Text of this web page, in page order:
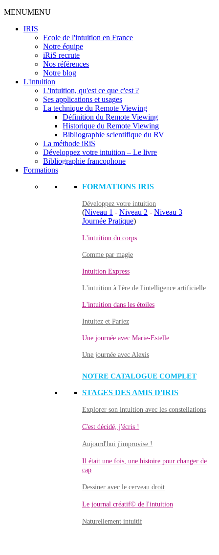
MENUMENU
IRIS
Ecole de l'intuition en France
Notre équipe
iRiS recrute
Nos références
Notre blog
L'intuition
L'intuition, qu'est ce que c'est ?
Ses applications et usages
La technique du Remote Viewing
Définition du Remote Viewing
Historique du Remote Viewing
Bibliographie scientifique du RV
La méthode iRiS
Développez votre intuition – Le livre
Bibliographie francophone
Formations
FORMATIONS IRIS
Développez votre intuition
(Niveau 1 - Niveau 2 - Niveau 3
Journée Pratique)
L'intuition du corps
Comme par magie
Intuition Express
L'intuition à l'ère de l'intelligence artificielle
L'intuition dans les étoiles
Intuitez et Pariez
Une journée avec Marie-Estelle
Une journée avec Alexis
NOTRE CATALOGUE COMPLET
STAGES DES AMIS D'IRIS
Explorer son intuition avec les constellations
C'est décidé, j'écris !
Aujourd'hui j'improvise !
Il était une fois, une histoire pour changer de
cap
Dessiner avec le cerveau droit
Le journal créatif© de l'intuition
Naturellement intuitif